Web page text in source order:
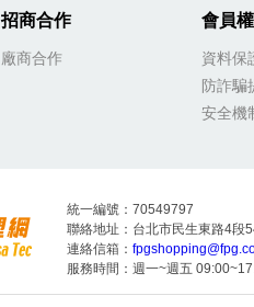
招商合作
廠商合作
會員
資料保
防詐騙
安全機
統一編號：70549797
聯絡地址：台北市民生東路4段
連絡信箱：
服務時間：週一~週五